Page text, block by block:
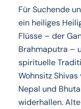
Für Suchende
ein heiliges
Flüsse – der
Brahmaputra –
spirituelle
Wohnsitz
Nepal und
widerhallen.